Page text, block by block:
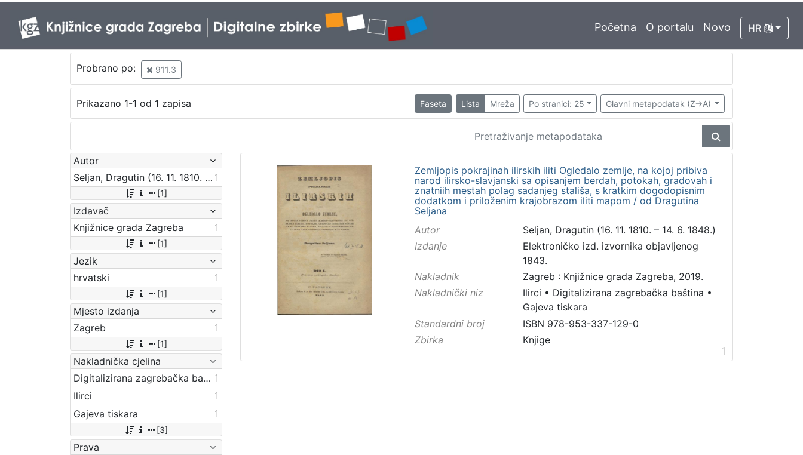
Početna O portalu Novo HR
Probrano po: 911.3
Prikazano 1-1 od 1 zapisa Faseta Lista Mreža Po stranici: 25 Glavni metapodatak (Z->A)
Autor
Seljan, Dragutin (16. 11. 1810. – 14. 6. 1848.) 1
[1]
Izdavač
Knjižnice grada Zagreba
1
[1]
Jezik
hrvatski
1
[1]
Mjesto izdanja
Zagreb
1
[1]
Nakladnička cjelina
Digitalizirana zagrebačka baština 1
Ilirci
1
Gajeva tiskara
1
[3]
Prava
Zemljopis pokrajinah ilirskih iliti Ogledalo zemlje, na kojoj pribiva
narod ilirsko-slavjanski sa opisanjem berdah, potokah, gradovah i
znatniih mestah polag sadanjeg stališa, s kratkim dogodopisnim
dodatkom i priloženim krajobrazom iliti mapom / od Dragutina
Seljana
Autor
Seljan, Dragutin (16. 11. 1810. – 14. 6. 1848.)
Izdanje
Elektroničko izd. izvornika objavljenog
1843.
Nakladnik
Zagreb : Knjižnice grada Zagreba, 2019.
Nakladnički niz
Ilirci • Digitalizirana zagrebačka baština •
Gajeva tiskara
Standardni broj
ISBN 978-953-337-129-0
Zbirka
Knjige
1